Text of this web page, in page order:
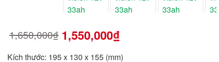
1,650,000₫
Giá
gốc
1,650,000₫.
1,550,000₫
Giá
hiện
là:
Kích thước: 195 x 130 x 155 (mm)